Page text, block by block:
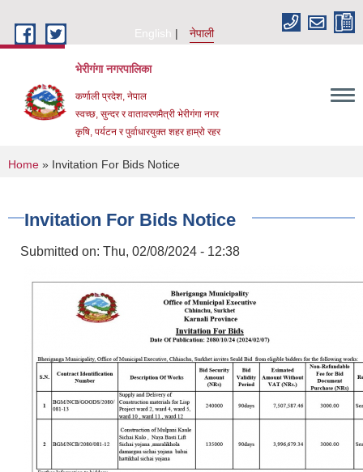
English
नेपाली
भेरीगंगा नगरपालिका
कर्णाली प्रदेश, नेपाल
स्वच्छ, सुन्दर र वातावरणमैत्री भेरीगंगा नगर
कृषि, पर्यटन र पुर्वाधारयुक्त शहर हाम्रो रहर
You are here
Home » Invitation For Bids Notice
Invitation For Bids Notice
Submitted on: Thu, 02/08/2024 - 12:38